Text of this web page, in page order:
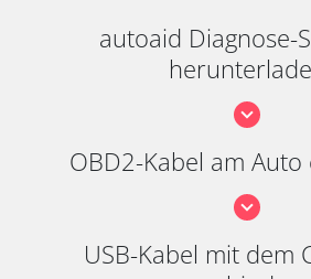
autoaid Diagnose-
OBD2-Kabel am Auto
USB-Kabel mit dem